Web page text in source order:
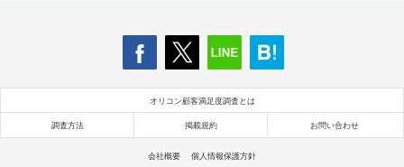
オリコン顧客満足度調査とは
調査方法 掲載規約 お問い合わせ
会社概要 個人情報保護方針